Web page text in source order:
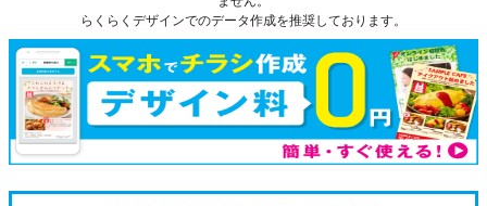
らくらくデザインでのデータ作成を推奨しております。